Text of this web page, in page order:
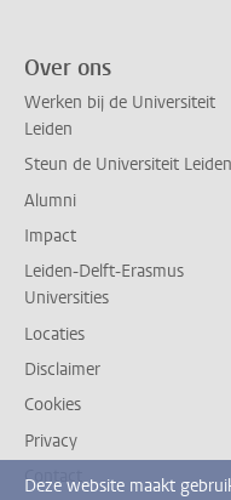
Over ons
Werken bij de Universiteit
Leiden
Steun de Universiteit Leiden
Alumni
Impact
Leiden-Delft-Erasmus
Universities
Locaties
Disclaimer
Cookies
Privacy
Contact
Deze website maakt